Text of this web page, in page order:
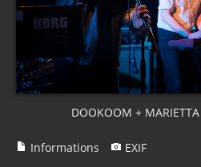
DOOKOOM +
Informations EXIF